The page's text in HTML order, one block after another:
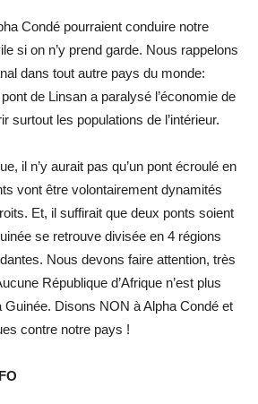
Condé pourraient conduire notre
si on n’y prend garde. Nous rappelons
dans tout autre pays du monde:
de Linsan a paralysé l’économie de
surtout les populations de l’intérieur.
il n’y aurait pas qu’un pont écroulé en
vont être volontairement dynamités
Et, il suffirait que deux ponts soient
se retrouve divisée en 4 régions
Nous devons faire attention, très
République d’Afrique n’est plus
Guinée. Disons NON à Alpha Condé et
contre notre pays !